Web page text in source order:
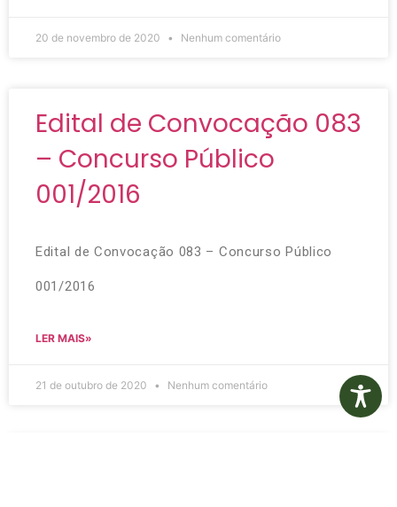
20 de novembro de 2020 Nenhum comentário
Edital de Convocação 083
– Concurso Público
001/2016
Edital de Convocação 083 – Concurso Público
001/2016
LER MAIS»
21 de outubro de 2020 Nenhum comentário